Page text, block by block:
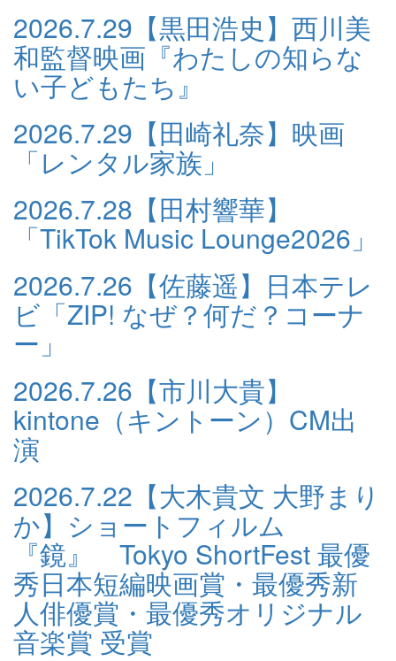
2026.7.29 【黒田浩史】西川美
和監督映画『わたしの知らな
い子どもたち』
2026.7.29 【田崎礼奈】映画
「レンタル家族」
2026.7.28 【田村響華】
「TikTok Music Lounge2026」
2026.7.26 【佐藤遥】日本テレ
ビ「ZIP! なぜ？何だ？コーナ
ー」
2026.7.26 【市川大貴】
kintone（キントーン）CM出
演
2026.7.22 【大木貴文 大野まり
か】ショートフィルム
『鏡』 Tokyo ShortFest 最優
秀日本短編映画賞・最優秀新
人俳優賞・最優秀オリジナル
音楽賞 受賞